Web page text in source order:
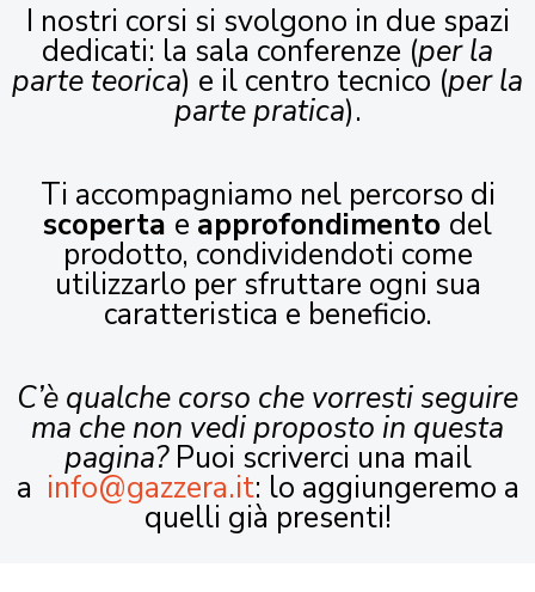
I nostri corsi si svolgono in due spazi
dedicati: la sala conferenze (per la
parte teorica) e il centro tecnico (per la
parte pratica).
Ti accompagniamo nel percorso di
scoperta e approfondimento del
prodotto, condividendoti come
utilizzarlo per sfruttare ogni sua
caratteristica e beneficio.
C’è qualche corso che vorresti seguire
ma che non vedi proposto in questa
pagina?Puoi scriverci una mail
a info@gazzera.it: lo aggiungeremo a
quelli già presenti!